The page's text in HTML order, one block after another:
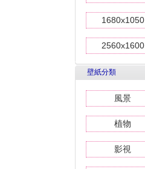
1680x1050
2560x1600
壁紙分類
風景
植物
影視